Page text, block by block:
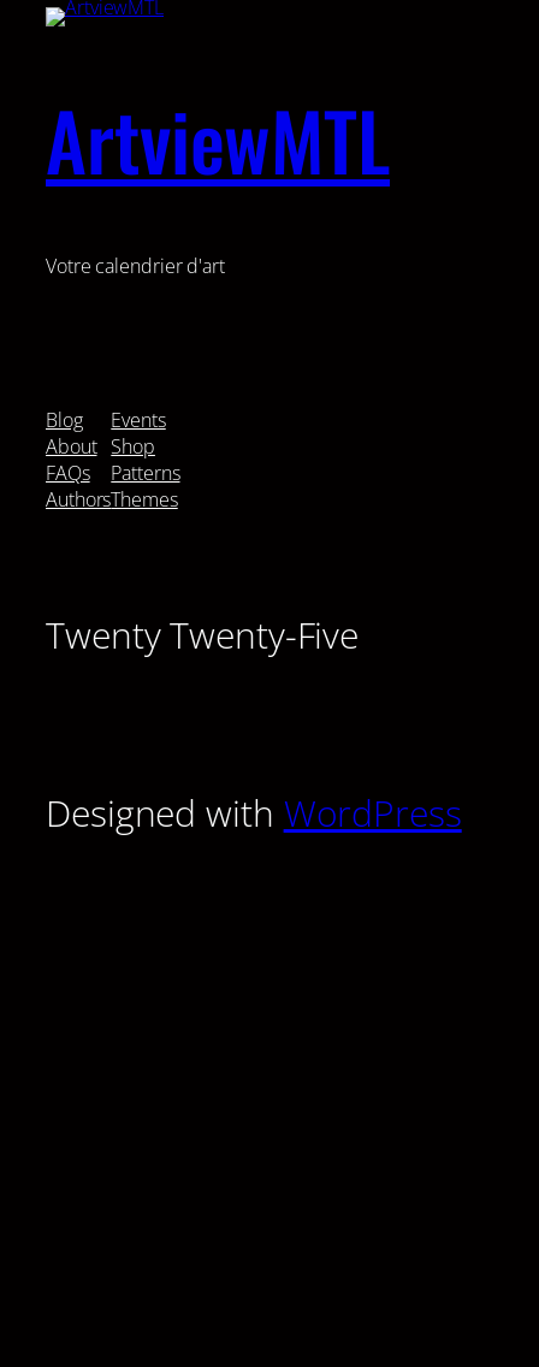
ArtviewMTL
Votre calendrier d'art
Blog
About
FAQs
Authors
Events
Shop
Patterns
Themes
Twenty Twenty-Five
Designed with WordPress